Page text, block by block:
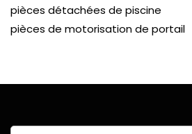
pièces détachées de piscine
pièces de motorisation de portail